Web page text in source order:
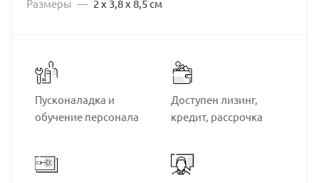
Размеры — 2 х 3,8 x 8,5 см
Пусконаладка и
обучение персонала
Доступен лизинг,
кредит, рассрочка